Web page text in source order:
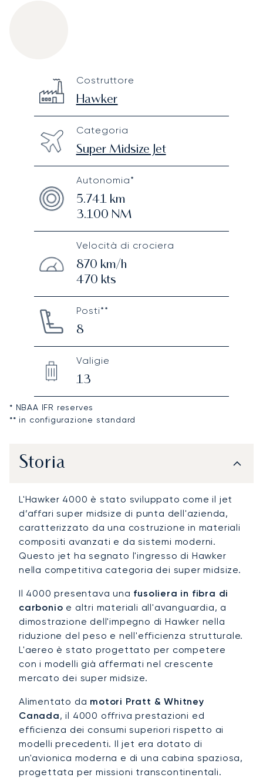
Technical specifications
Costruttore
Hawker
Categoria
Super Midsize Jet
Autonomia*
5.741km
3.100 NM
Velocità di crociera
870 km/h
470 kts
Posti**
8
Valigie
13
* NBAA IFR reserves
** in configurazione standard
Storia
L'Hawker 4000 è stato sviluppato come il jet
d’affari super midsize di punta dell'azienda,
caratterizzato da una costruzione in materiali
compositi avanzati e da sistemi moderni.
Questo jet ha segnato l'ingresso di Hawker
nella competitiva categoria dei super midsize.
Il 4000 presentava una fusoliera in fibra di
carbonio e altri materiali all'avanguardia, a
dimostrazione dell'impegno di Hawker nella
riduzione del peso e nell'efficienza strutturale.
L'aereo è stato progettato per competere
con i modelli già affermati nel crescente
mercato dei super midsize.
Alimentato da motori Pratt & Whitney
Canada, il 4000 offriva prestazioni ed
efficienza dei consumi superiori rispetto ai
modelli precedenti. Il jet era dotato di
un'avionica moderna e di una cabina spaziosa,
progettata per missioni transcontinentali.